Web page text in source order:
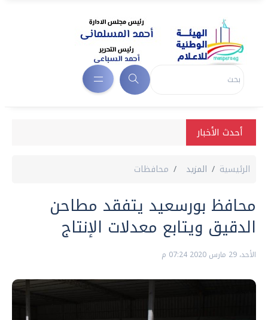
أحدث الأخبار
الرئيسية المزيد محافظات
محافظ بورسعيد يتفقد مطاحن
الدقيق ويتابع معدلات الإنتاج
الأحد، 29 مارس 2020 07:24 م